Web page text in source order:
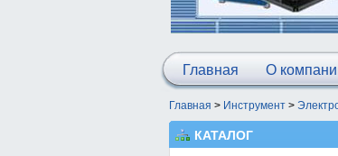
Главная О
Главная > Инструмент >
КАТАЛОГ